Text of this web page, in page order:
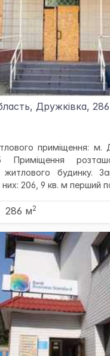
Дружківка,
приміщення: м.
Приміщення
житлового будинку.
них: 206, 9 кв. м перший
286 м2